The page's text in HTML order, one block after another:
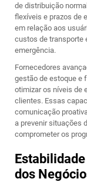
de distribuição
flexíveis e prazos de
em relação aos
custos de transporte
emergência.
Fornecedores
gestão de estoque e
otimizar os níveis de
clientes. Essas
comunicação
a prevenir situações
comprometer os
dos